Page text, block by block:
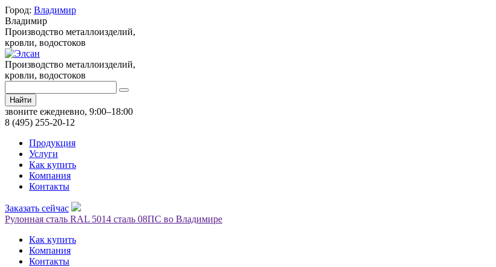
Город: Владимир
Владимир
Производство металлоизделий,
кровли, водостоков
Производство металлоизделий,
кровли, водостоков
Найти
звоните ежедневно, 9:00–18:00
8 (495) 255-20-12
Продукция
Услуги
Как купить
Компания
Контакты
Заказать сейчас
Рулонная сталь RAL 5014 сталь 08ПС во Владимире
Как купить
Компания
Контакты